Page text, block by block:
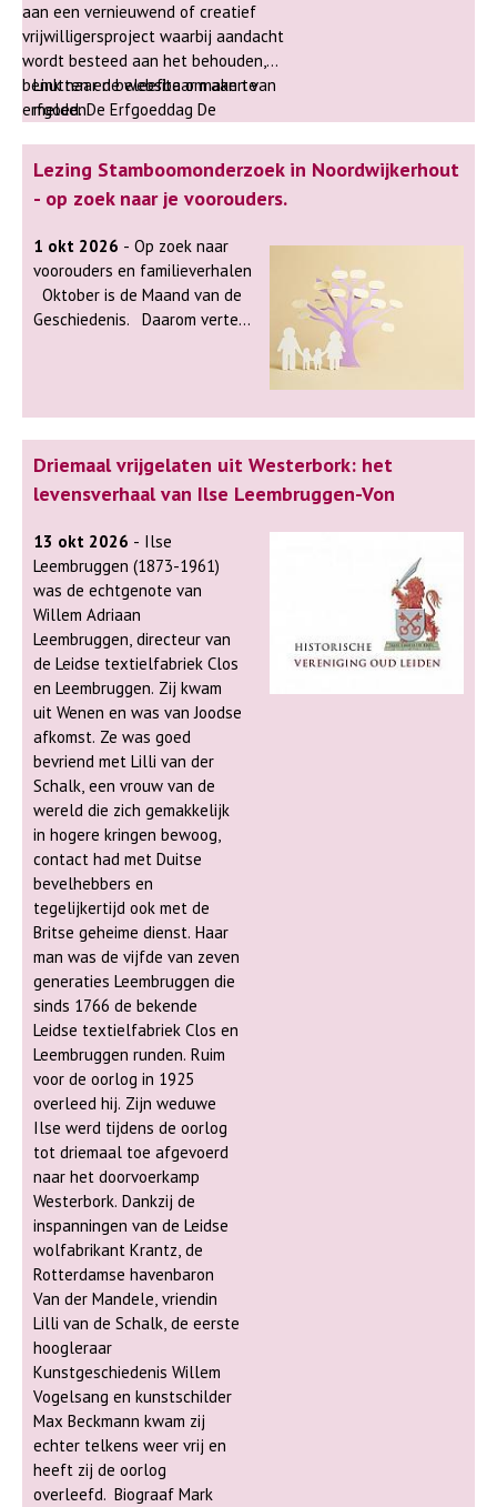
aan een vernieuwend of creatief
vrijwilligersproject waarbij aandacht
wordt besteed aan het behouden,
benutten en beleefbaar maken van
erfgoed. De Erfgoeddag De
van Erfgoedhuis Zuid-Holland. Het is
een dag waarop de
erfgoedprofessionals, -vrijwilligers,
opleidingen, beleidsmakers,
monumenteigenaren,
partnerorganisaties en
geïnteresseerden samenkomen.
Link naar de website om aan te
melden.
Lezing Stamboomonderzoek in Noordwijkerhout
- op zoek naar je voorouders.
1 okt 2026 - Op zoek naar
voorouders en familieverhalen
Geschiedenis. Daarom vertelt
van stamboomonderzoek.
Steeds meer mensen raken
geïnteresseerd in hun
familieverleden, mede door
Verborgen Verleden. Want wie
waren onze voorouders
eigenlijk en hoe zag hun leven
eruit? Tijdens deze
bijeenkomst laat Cees Jan zien
hoe je zelf op onderzoek kunt
gaan naar je
familiegeschiedenis. Er is
tegenwoordig veel informatie
online beschikbaar,
bijvoorbeeld via
bevolkingsregisters, de
burgerlijke stand en kerkelijke
archieven. Aan de hand van
eigen ervaringen en
voorbeelden vertelt hij hoe
een onderzoek begint, welke
verrassingen je onderweg
kunt tegenkomen en hoe je
vastgelopen speurtochten
weer op gang kunt helpen.
Een inspirerende Koffie+ voor
iedereen die nieuwsgierig is
naar zijn of haar roots. Over
de spreker: Cees Jan van den
Hoek houdt zich al jarenlang
bezig met genealogie en
familieonderzoek. Hij deed
uitgebreid onderzoek naar zijn
eigen voorouders en hielp
vele anderen bij het opstarten
of verder brengen van hun
stamboomonderzoek. Hij is
actief binnen de werkgroep
Genealogie van de Historische
Vereniging Alphen aan den
Rijn [HVA] en betrokken bij de
Nederlandse Genealogische
Vereniging (NGV). Daarnaast
gaf hij cursussen en lezingen
Driemaal vrijgelaten uit Westerbork: het
levensverhaal van Ilse Leembruggen-Von
13 okt 2026 - Ilse
Leembruggen (1873-1961)
was de echtgenote van
Willem Adriaan
Leembruggen, directeur van
de Leidse textielfabriek Clos
en Leembruggen. Zij kwam
uit Wenen en was van Joodse
afkomst. Ze was goed
bevriend met Lilli van der
Schalk, een vrouw van de
wereld die zich gemakkelijk
in hogere kringen bewoog,
contact had met Duitse
bevelhebbers en
tegelijkertijd ook met de
Britse geheime dienst. Haar
man was de vijfde van zeven
generaties Leembruggen die
sinds 1766 de bekende
Leidse textielfabriek Clos en
Leembruggen runden. Ruim
voor de oorlog in 1925
overleed hij. Zijn weduwe
Ilse werd tijdens de oorlog
tot driemaal toe afgevoerd
naar het doorvoerkamp
Westerbork. Dankzij de
inspanningen van de Leidse
wolfabrikant Krantz, de
Rotterdamse havenbaron
Van der Mandele, vriendin
Lilli van de Schalk, de eerste
hoogleraar
Kunstgeschiedenis Willem
Vogelsang en kunstschilder
Max Beckmann kwam zij
echter telkens weer vrij en
heeft zij de oorlog
overleefd. Biograaf Mark